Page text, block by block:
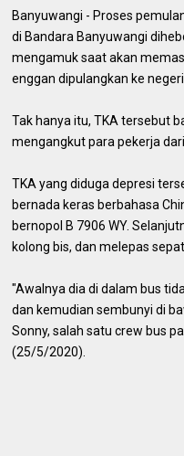
Banyuwangi - Proses
di Bandara Banyuwangi
mengamuk saat akan
enggan dipulangkan ke negeri
Tak hanya itu, TKA tersebut
mengangkut para pekerja
TKA yang diduga depresi
bernada keras berbahasa
bernopol B 7906 WY.
kolong bis, dan melepas
"Awalnya dia di dalam bus
dan kemudian sembunyi di
Sonny, salah satu crew bus
(25/5/2020).